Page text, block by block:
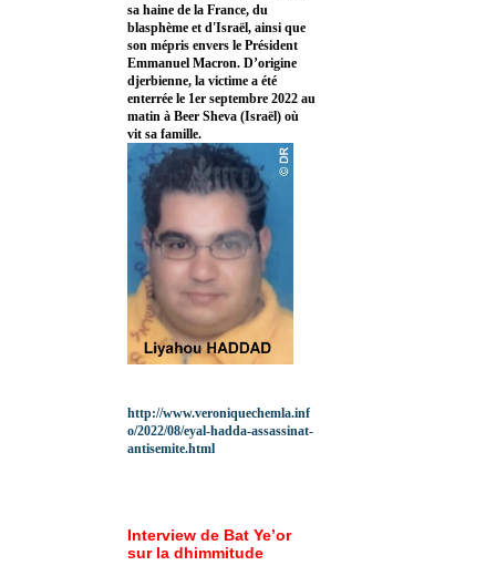
sa haine de la France, du
blasphème et d'Israël, ainsi que
son mépris envers le Président
Emmanuel Macron. D’origine
djerbienne, la victime a été
enterrée le 1er septembre 2022 au
matin à Beer Sheva (Israël) où
vit sa famille.
http://www.veroniquechemla.inf
o/2022/08/eyal-hadda-assassinat-
antisemite.html
Interview de Bat Ye’or
sur la dhimmitude